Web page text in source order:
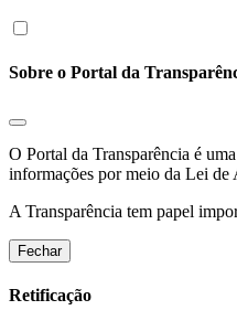
Sobre o Portal da
O Portal da Transparência é
informações por meio da Lei de
A Transparência tem papel
Fechar
Retificação